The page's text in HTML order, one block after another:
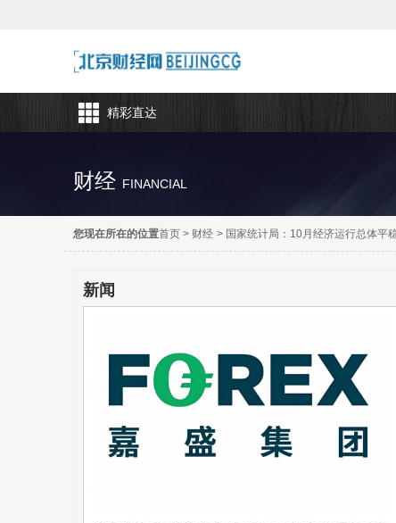
精彩直达
财经 FINANCIAL
您现在所在的位置首页 > 财经 > 国家统计局：10月经济运行总体平
新闻